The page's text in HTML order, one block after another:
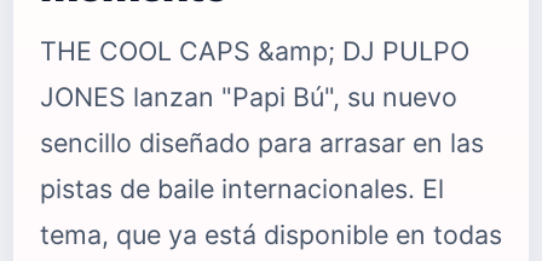
THE COOL CAPS &amp; DJ PULPO
JONES lanzan "Papi Bú", su nuevo
sencillo diseñado para arrasar en las
pistas de baile internacionales. El
tema, que ya está disponible en todas